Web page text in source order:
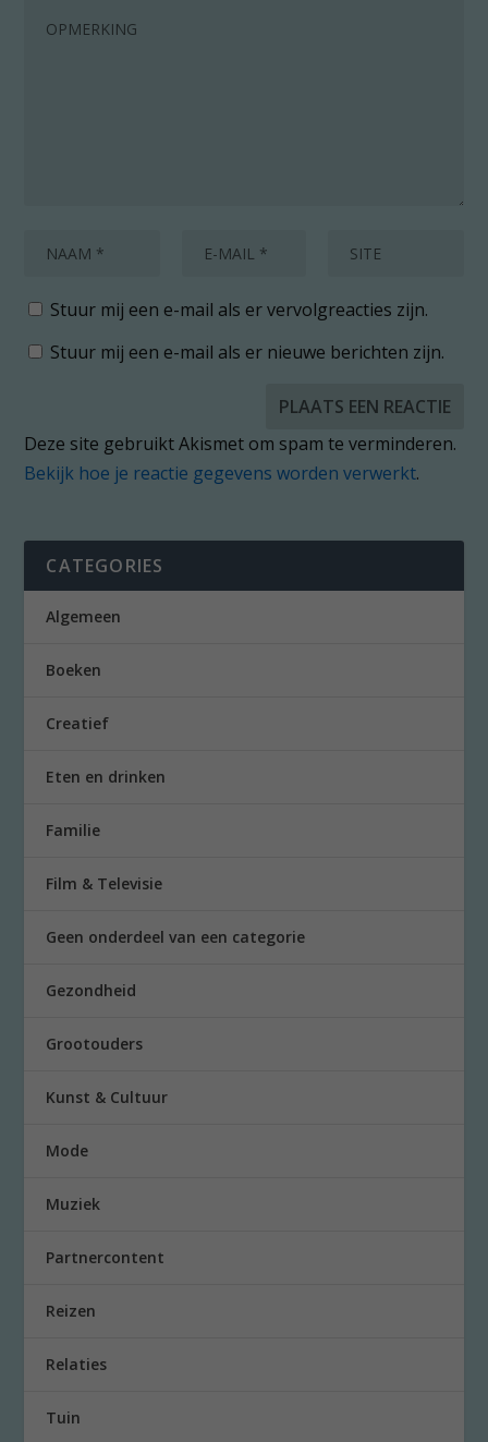
Stuur mij een e-mail als er vervolgreacties zijn.
Stuur mij een e-mail als er nieuwe berichten zijn.
Deze site gebruikt Akismet om spam te verminderen.
Bekijk hoe je reactie gegevens worden verwerkt.
CATEGORIES
Algemeen
Boeken
Creatief
Eten en drinken
Familie
Film & Televisie
Geen onderdeel van een categorie
Gezondheid
Grootouders
Kunst & Cultuur
Mode
Muziek
Partnercontent
Reizen
Relaties
Tuin